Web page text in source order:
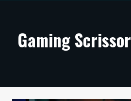
ARTIKKELIT
TECHBBS
Gaming Scrissor